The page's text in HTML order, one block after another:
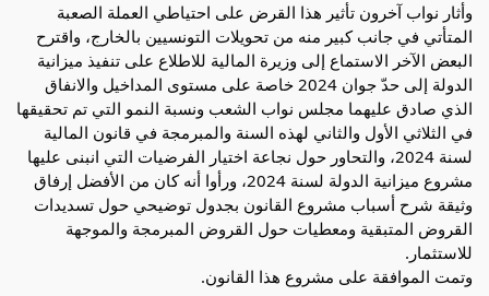
وأثار نواب آخرون تأثير هذا القرض على احتياطي العملة الصعبة
المتأتي في جانب كبير منه من تحويلات التونسيين بالخارج، واقترح
البعض الآخر الاستماع إلى وزيرة المالية للاطلاع على تنفيذ ميزانية
الدولة إلى حدّ جوان 2024 خاصة على مستوى المداخيل والانفاق
الذي صادق عليهما مجلس نواب الشعب ونسبة النمو التي تم تحقيقها
في الثلاثي الأول والثاني لهذه السنة والمبرمجة في قانون المالية
لسنة 2024، والتحاور حول نجاعة اختيار الفرضيات التي انبنى عليها
مشروع ميزانية الدولة لسنة 2024، ورأوا أنه كان من الأفضل إرفاق
وثيقة شرح أسباب مشروع القانون بجدول توضيحي حول تسديدات
القروض المتبقية ومعطيات حول القروض المبرمجة والموجهة
للاستثمار.
وتمت الموافقة على مشروع هذا القانون.